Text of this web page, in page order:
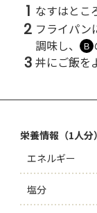
1 なすはとこ
2 フライパン
調味し、
Ｂ
3 丼にご飯を
栄養情報（1人分）
エネルギー
塩分